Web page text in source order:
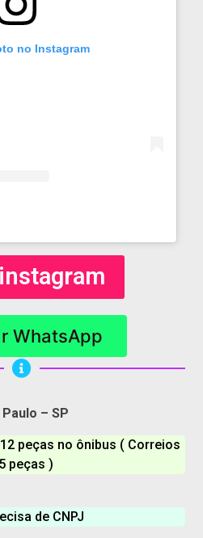
no Instagram
WhatsApp
– SP
peças no ônibus ( Correios
peças )
de CNPJ